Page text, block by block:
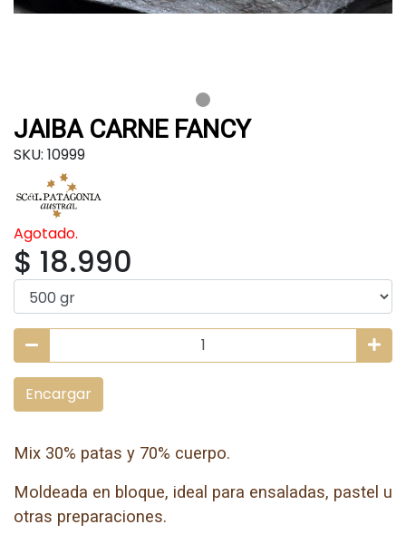
JAIBA CARNE FANCY
SKU: 10999
Agotado.
$ 18.990
Encargar
Mix 30% patas y 70% cuerpo.
Moldeada en bloque, ideal para ensaladas, pastel u
otras preparaciones.